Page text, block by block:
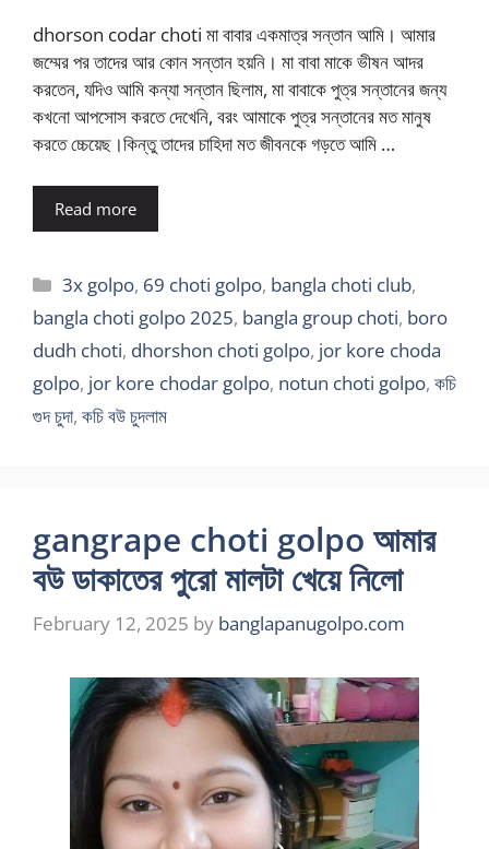
dhorson codar choti মা বাবার একমাত্র সন্তান আমি। আমার
জম্মের পর তাদের আর কোন সন্তান হয়নি। মা বাবা মাকে ভীষন আদর
করতেন, যদিও আমি কন্যা সন্তান ছিলাম, মা বাবাকে পুত্র সন্তানের জন্য
কখনো আপসোস করতে দেখেনি, বরং আমাকে পুত্র সন্তানের মত মানুষ
করতে চ্চেয়েছ।কিন্তু তাদের চাহিদা মত জীবনকে গড়তে আমি …
Read more
Categories
3x golpo, 69 choti golpo, bangla choti club,
bangla choti golpo 2025, bangla group choti, boro
dudh choti, dhorshon choti golpo, jor kore choda
golpo, jor kore chodar golpo, notun choti golpo, কচি
গুদ চুদা, কচি বউ চুদলাম
gangrape choti golpo আমার
বউ ডাকাতের পুরো মালটা খেয়ে নিলো
February 12, 2025 by banglapanugolpo.com